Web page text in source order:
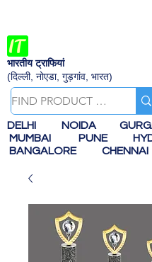
भारतीय ट्राफियां
(दिल्ली, नोएडा, गुड़गांव, भारत)
DELHI NOIDA
MUMBAI
PUNE
BANGALORE
CHENNAI